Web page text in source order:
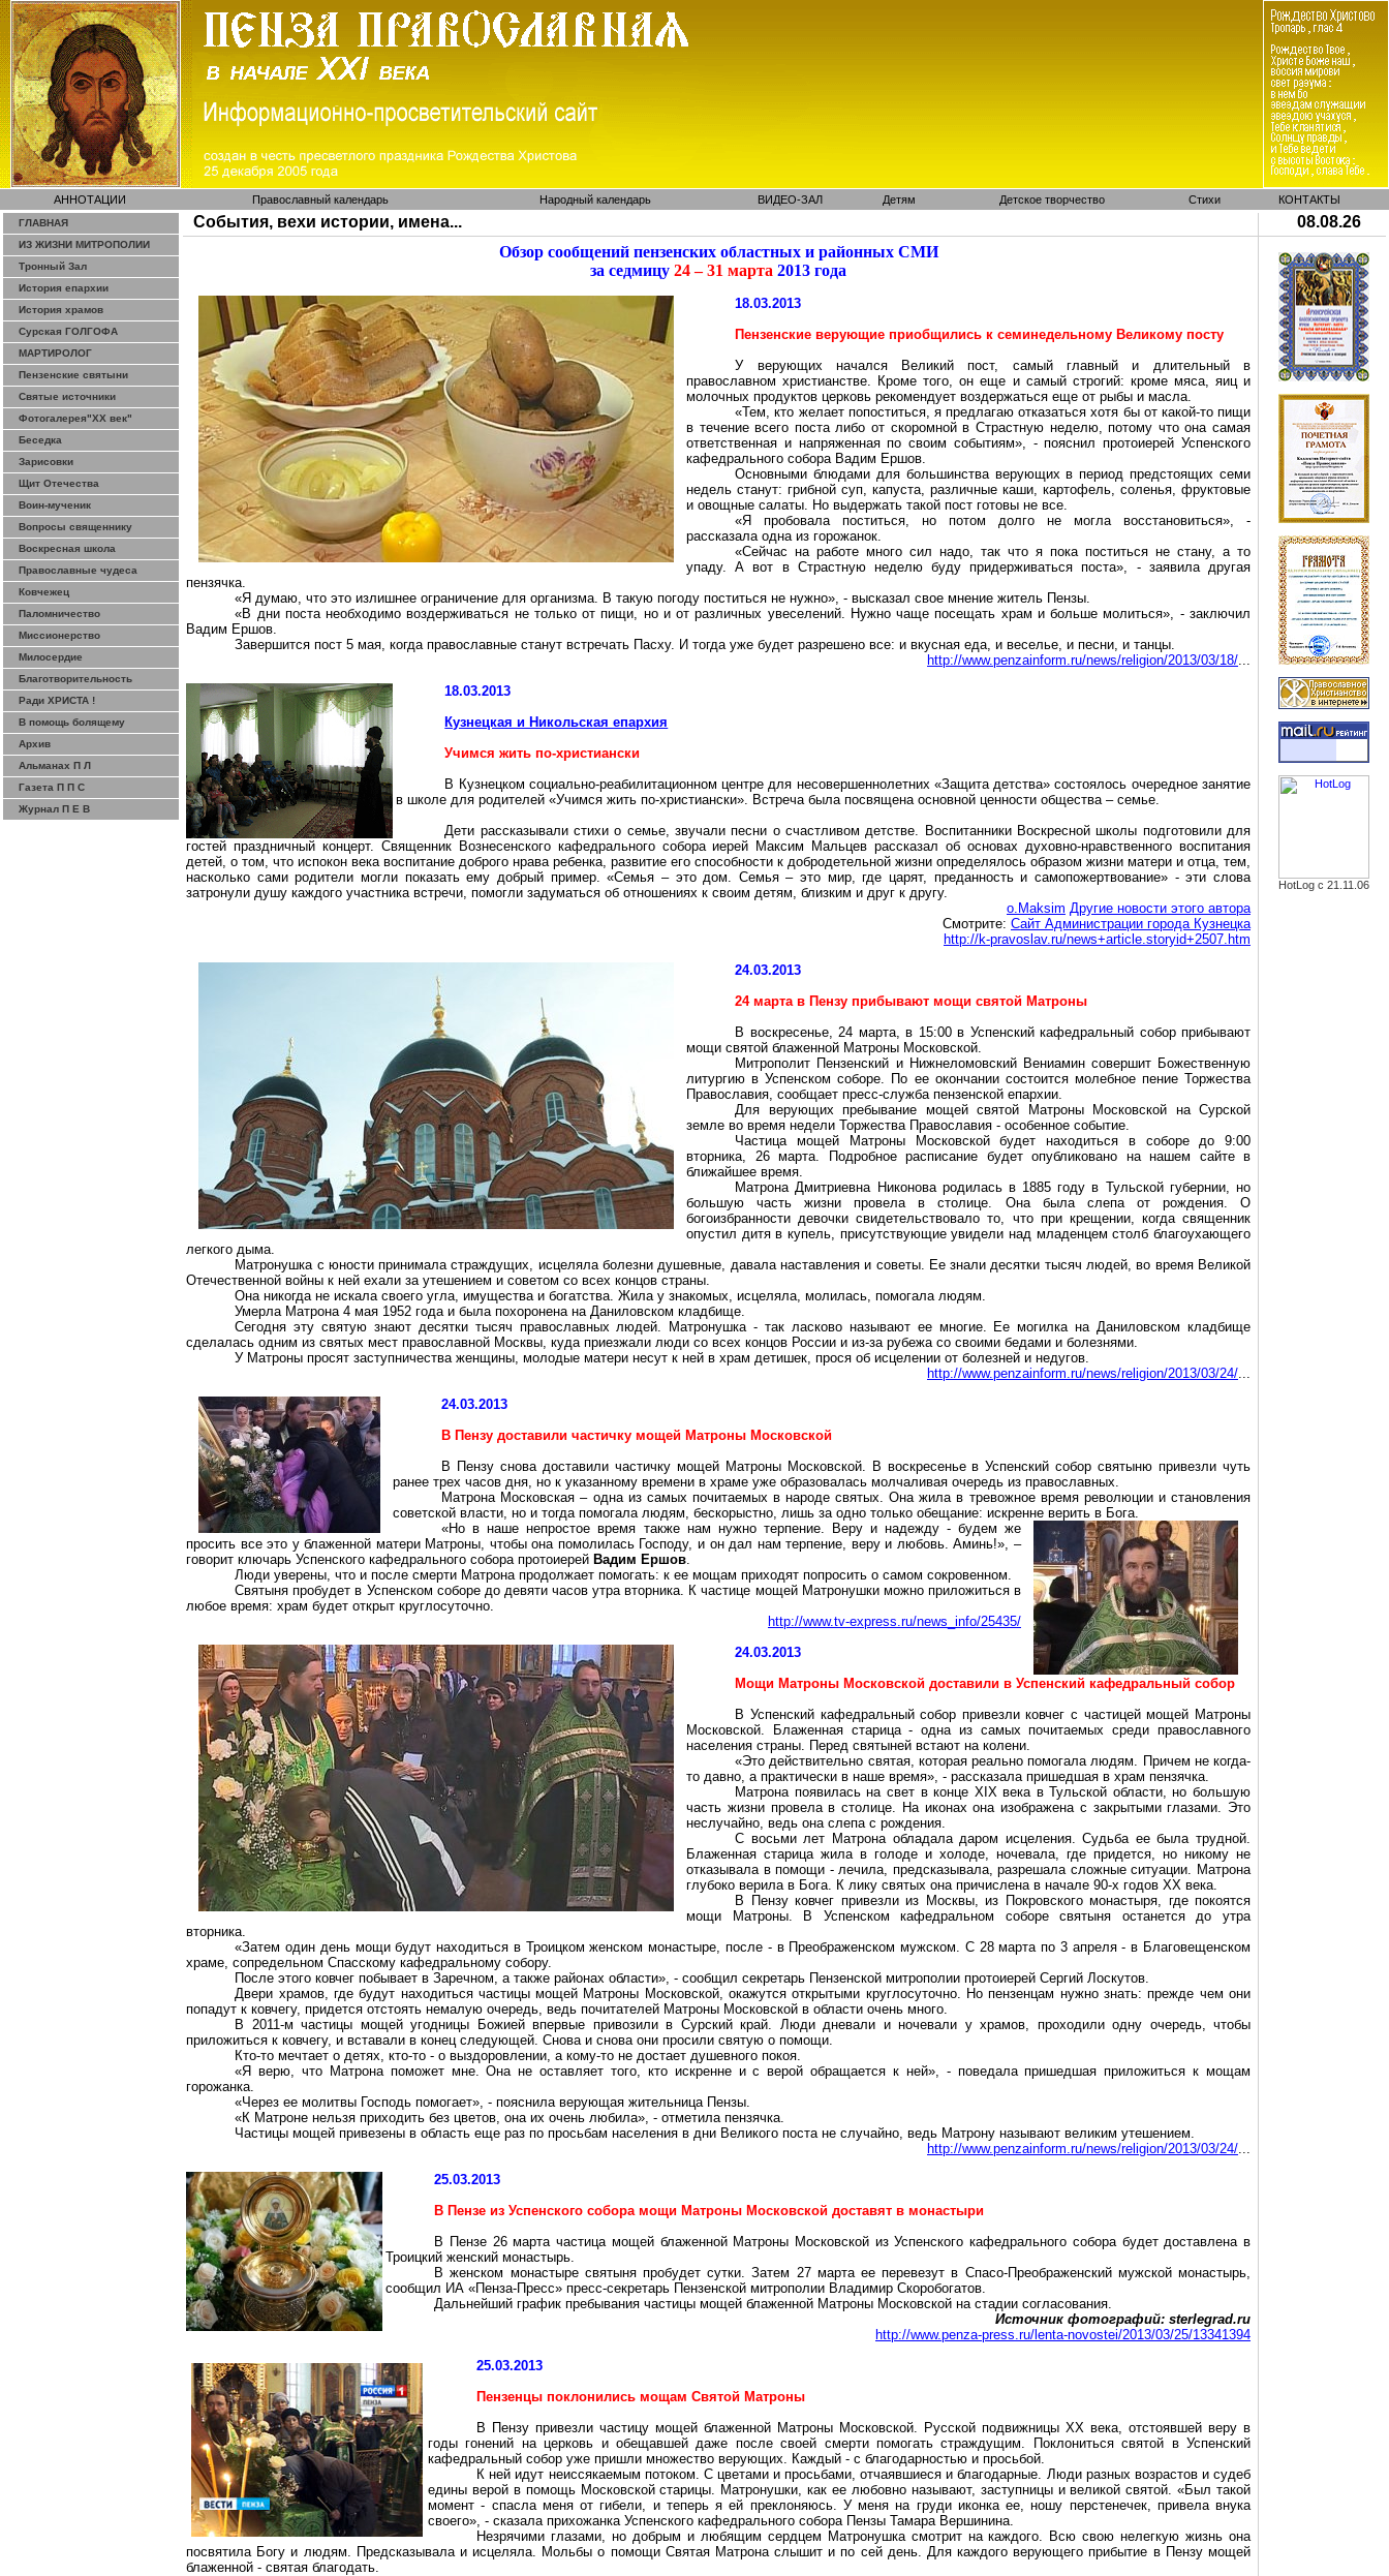
АННОТАЦИИ Православный календарь Народный календарь ВИДЕО-ЗАЛ Детям Детское творчество Стихи КОНТАКТЫ
ГЛАВНАЯ
ИЗ ЖИЗНИ МИТРОПОЛИИ
Тронный Зал
История епархии
История храмов
Сурская ГОЛГОФА
МАРТИРОЛОГ
Пензенские святыни
Святые источники
Фотогалерея"ХХ век"
Беседка
Зарисовки
Щит Отечества
Воин-мученик
Вопросы священнику
Воскресная школа
Православные чудеса
Ковчежец
Паломничество
Миссионерство
Милосердие
Благотворительность
Ради ХРИСТА !
В помощь болящему
Архив
Альманах П Л
Газета П П С
Журнал П Е В
События, вехи истории, имена...
08.08.26
Обзор сообщений пензенских областных и районных СМИ
за седмицу 24 – 31 марта 2013 года
18.03.2013
Пензенские верующие приобщились к семинедельному Великому посту
У верующих начался Великий пост, самый главный и длительный в
православном христианстве. Кроме того, он еще и самый строгий: кроме мяса, яиц и
молочных продуктов церковь рекомендует воздержаться еще от рыбы и масла.
«Тем, кто желает попоститься, я предлагаю отказаться хотя бы от какой-то пищи
в течение всего поста либо от скоромной в Страстную неделю, потому что она самая
ответственная и напряженная по своим событиям», - пояснил протоиерей Успенского
кафедрального собора Вадим Ершов.
Основными блюдами для большинства верующих в период предстоящих семи
недель станут: грибной суп, капуста, различные каши, картофель, соленья, фруктовые
и овощные салаты. Но выдержать такой пост готовы не все.
«Я пробовала поститься, но потом долго не могла восстановиться», -
рассказала одна из горожанок.
«Сейчас на работе много сил надо, так что я пока поститься не стану, а то
упаду. А вот в Страстную неделю буду придерживаться поста», - заявила другая
пензячка.
«Я думаю, что это излишнее ограничение для организма. В такую погоду поститься не нужно», - высказал свое мнение житель Пензы.
«В дни поста необходимо воздерживаться не только от пищи, но и от различных увеселений. Нужно чаще посещать храм и больше молиться», - заключил
Вадим Ершов.
Завершится пост 5 мая, когда православные станут встречать Пасху. И тогда уже будет разрешено все: и вкусная еда, и веселье, и песни, и танцы.
http://www.penzainform.ru/news/religion/2013/03/18/...
18.03.2013
Кузнецкая и Никольская епархия
Учимся жить по-христиански
В Кузнецком социально-реабилитационном центре для несовершеннолетних «Защита детства» состоялось очередное занятие
в школе для родителей «Учимся жить по-христиански». Встреча была посвящена основной ценности общества – семье.
Дети рассказывали стихи о семье, звучали песни о счастливом детстве. Воспитанники Воскресной школы подготовили для
гостей праздничный концерт. Священник Вознесенского кафедрального собора иерей Максим Мальцев рассказал об основах духовно-нравственного воспитания
детей, о том, что испокон века воспитание доброго нрава ребенка, развитие его способности к добродетельной жизни определялось образом жизни матери и отца, тем,
насколько сами родители могли показать ему добрый пример. «Семья – это дом. Семья – это мир, где царят, преданность и самопожертвование» - эти слова
затронули душу каждого участника встречи, помогли задуматься об отношениях к своим детям, близким и друг к другу.
o.Maksim Другие новости этого автора
Смотрите: Сайт Администрации города Кузнецка
http://k-pravoslav.ru/news+article.storyid+2507.htm
24.03.2013
24 марта в Пензу прибывают мощи святой Матроны
В воскресенье, 24 марта, в 15:00 в Успенский кафедральный собор прибывают
мощи святой блаженной Матроны Московской.
Митрополит Пензенский и Нижнеломовский Вениамин совершит Божественную
литургию в Успенском соборе. По ее окончании состоится молебное пение Торжества
Православия, сообщает пресс-служба пензенской епархии.
Для верующих пребывание мощей святой Матроны Московской на Сурской
земле во время недели Торжества Православия - особенное событие.
Частица мощей Матроны Московской будет находиться в соборе до 9:00
вторника, 26 марта. Подробное расписание будет опубликовано на нашем сайте в
ближайшее время.
Матрона Дмитриевна Никонова родилась в 1885 году в Тульской губернии, но
большую часть жизни провела в столице. Она была слепа от рождения. О
богоизбранности девочки свидетельствовало то, что при крещении, когда священник
опустил дитя в купель, присутствующие увидели над младенцем столб благоухающего
легкого дыма.
Матронушка с юности принимала страждущих, исцеляла болезни душевные, давала наставления и советы. Ее знали десятки тысяч людей, во время Великой
Отечественной войны к ней ехали за утешением и советом со всех концов страны.
Она никогда не искала своего угла, имущества и богатства. Жила у знакомых, исцеляла, молилась, помогала людям.
Умерла Матрона 4 мая 1952 года и была похоронена на Даниловском кладбище.
Сегодня эту святую знают десятки тысяч православных людей. Матронушка - так ласково называют ее многие. Ее могилка на Даниловском кладбище
сделалась одним из святых мест православной Москвы, куда приезжали люди со всех концов России и из-за рубежа со своими бедами и болезнями.
У Матроны просят заступничества женщины, молодые матери несут к ней в храм детишек, прося об исцелении от болезней и недугов.
http://www.penzainform.ru/news/religion/2013/03/24/...
24.03.2013
В Пензу доставили частичку мощей Матроны Московской
В Пензу снова доставили частичку мощей Матроны Московской. В воскресенье в Успенский собор святыню привезли чуть
ранее трех часов дня, но к указанному времени в храме уже образовалась молчаливая очередь из православных.
Матрона Московская – одна из самых почитаемых в народе святых. Она жила в тревожное время революции и становления
советской власти, но и тогда помогала людям, бескорыстно, лишь за одно только обещание: искренне верить в Бога.
«Но в наше непростое время также нам нужно терпение. Веру и надежду - будем же
просить все это у блаженной матери Матроны, чтобы она помолилась Господу, и он дал нам терпение, веру и любовь. Аминь!», –
говорит ключарь Успенского кафедрального собора протоиерей Вадим Ершов.
Люди уверены, что и после смерти Матрона продолжает помогать: к ее мощам приходят попросить о самом сокровенном.
Святыня пробудет в Успенском соборе до девяти часов утра вторника. К частице мощей Матронушки можно приложиться в
любое время: храм будет открыт круглосуточно.
http://www.tv-express.ru/news_info/25435/
24.03.2013
Мощи Матроны Московской доставили в Успенский кафедральный собор
В Успенский кафедральный собор привезли ковчег с частицей мощей Матроны
Московской. Блаженная старица - одна из самых почитаемых среди православного
населения страны. Перед святыней встают на колени.
«Это действительно святая, которая реально помогала людям. Причем не когда-
то давно, а практически в наше время», - рассказала пришедшая в храм пензячка.
Матрона появилась на свет в конце XIX века в Тульской области, но большую
часть жизни провела в столице. На иконах она изображена с закрытыми глазами. Это
неслучайно, ведь она слепа с рождения.
С восьми лет Матрона обладала даром исцеления. Судьба ее была трудной.
Блаженная старица жила в голоде и холоде, ночевала, где придется, но никому не
отказывала в помощи - лечила, предсказывала, разрешала сложные ситуации. Матрона
глубоко верила в Бога. К лику святых она причислена в начале 90-х годов XX века.
В Пензу ковчег привезли из Москвы, из Покровского монастыря, где покоятся
мощи Матроны. В Успенском кафедральном соборе святыня останется до утра
вторника.
«Затем один день мощи будут находиться в Троицком женском монастыре, после - в Преображенском мужском. С 28 марта по 3 апреля - в Благовещенском
храме, сопредельном Спасскому кафедральному собору.
После этого ковчег побывает в Заречном, а также районах области», - сообщил секретарь Пензенской митрополии протоиерей Сергий Лоскутов.
Двери храмов, где будут находиться частицы мощей Матроны Московской, окажутся открытыми круглосуточно. Но пензенцам нужно знать: прежде чем они
попадут к ковчегу, придется отстоять немалую очередь, ведь почитателей Матроны Московской в области очень много.
В 2011-м частицы мощей угодницы Божией впервые привозили в Сурский край. Люди дневали и ночевали у храмов, проходили одну очередь, чтобы
приложиться к ковчегу, и вставали в конец следующей. Снова и снова они просили святую о помощи.
Кто-то мечтает о детях, кто-то - о выздоровлении, а кому-то не достает душевного покоя.
«Я верю, что Матрона поможет мне. Она не оставляет того, кто искренне и с верой обращается к ней», - поведала пришедшая приложиться к мощам
горожанка.
«Через ее молитвы Господь помогает», - пояснила верующая жительница Пензы.
«К Матроне нельзя приходить без цветов, она их очень любила», - отметила пензячка.
Частицы мощей привезены в область еще раз по просьбам населения в дни Великого поста не случайно, ведь Матрону называют великим утешением.
http://www.penzainform.ru/news/religion/2013/03/24/...
25.03.2013
В Пензе из Успенского собора мощи Матроны Московской доставят в монастыри
В Пензе 26 марта частица мощей блаженной Матроны Московской из Успенского кафедрального собора будет доставлена в
Троицкий женский монастырь.
В женском монастыре святыня пробудет сутки. Затем 27 марта ее перевезут в Спасо-Преображенский мужской монастырь,
сообщил ИА «Пенза-Пресс» пресс-секретарь Пензенской митрополии Владимир Скоробогатов.
Дальнейший график пребывания частицы мощей блаженной Матроны Московской на стадии согласования.
Источник фотографий: sterlegrad.ru
http://www.penza-press.ru/lenta-novostei/2013/03/25/13341394
25.03.2013
Пензенцы поклонились мощам Святой Матроны
В Пензу привезли частицу мощей блаженной Матроны Московской. Русской подвижницы XX века, отстоявшей веру в
годы гонений на церковь и обещавшей даже после своей смерти помогать страждущим. Поклониться святой в Успенский
кафедральный собор уже пришли множество верующих. Каждый - с благодарностью и просьбой.
К ней идут неиссякаемым потоком. С цветами и просьбами, отчаявшиеся и благодарные. Люди разных возрастов и судеб
едины верой в помощь Московской старицы. Матронушки, как ее любовно называют, заступницы и великой святой. «Был такой
момент - спасла меня от гибели, и теперь я ей преклоняюсь. У меня на груди иконка ее, ношу перстенечек, привела внука
своего», - сказала прихожанка Успенского кафедрального собора Пензы Тамара Вершинина.
Незрячими глазами, но добрым и любящим сердцем Матронушка смотрит на каждого. Всю свою нелегкую жизнь она
посвятила Богу и людям. Предсказывала и исцеляла. Мольбы о помощи Святая Матрона слышит и по сей день. Для каждого верующего прибытие в Пензу мощей
блаженной - святая благодать.
HotLog с 21.11.06